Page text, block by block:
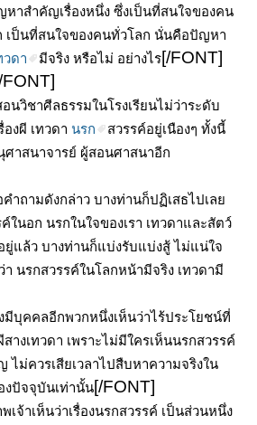
หาสำคัญเรื่องหนึ่ง ซึ่งเป็นที่สนใจของคน
เป็นที่สนใจของคนทั่วโลก นั่นคือปัญหา
วดา มีจริง หรือไม่ อย่างไร[/FONT]
FONT]
อนวิชาศีลธรรมในโรงเรียนไม่ว่าระดับ
องผี เทวดานรก
สวรรค์อยู่เนืองๆ ทั้งนี้
ศาสนาจารย์ ผู้สอนศาสนาอีก
คำถามดังกล่าว บางท่านก็ปฏิเสธไปเลย
ในอก นรกในใจของเรา เทวดาและสัตว์
แล้ว บางท่านก็แบ่งรับแบ่งสู้ ไม่แน่ใจ
นรกสวรรค์ในโลกหน้ามีจริง เทวดามี
มีบุคคลอีกพวกหนึ่งเห็นว่าไร้ประโยชน์ที่
างเทวดา เพราะไม่มีใครเห็นนรกสวรรค์
ม่ควรเสียเวลาไปสืบหาความจริงใน
งปัจจุบันเท่านั้น[/FONT]
เจ้าเห็นว่าเรื่องนรกสวรรค์ เป็นส่วนหนึ่ง